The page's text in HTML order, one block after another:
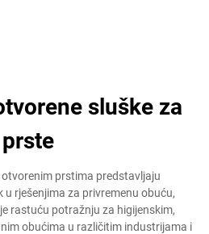
sluške za
prste
prstima predstavljaju
rješenjima za privremenu obuću,
rastuću potražnju za higijenskim,
obućima u različitim industrijama i